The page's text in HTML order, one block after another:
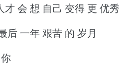
才 会 想 自己 变得 更 优秀
后 一年 艰苦 的 岁月